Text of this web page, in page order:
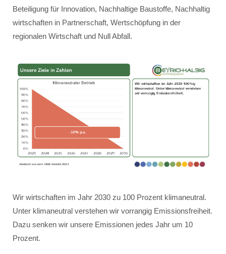
Beteiligung für Innovation, Nachhaltige Baustoffe, Nachhaltig
wirtschaften in Partnerschaft, Wertschöpfung in der
regionalen Wirtschaft und Null Abfall.
Wir wirtschaften im Jahr 2030 zu 100 Prozent klimaneutral.
Unter klimaneutral verstehen wir vorrangig Emissionsfreiheit.
Dazu senken wir unsere Emissionen jedes Jahr um 10
Prozent.